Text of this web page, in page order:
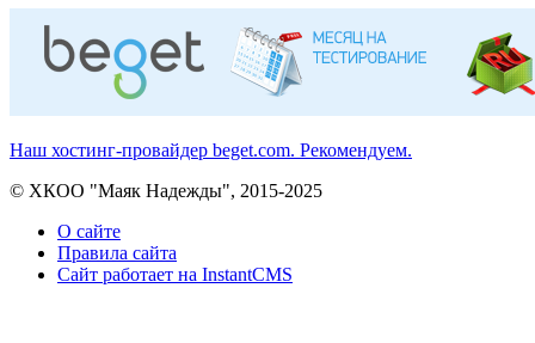
Наш хостинг-провайдер beget.com. Рекомендуем.
© ХКОО "Маяк Надежды", 2015-2025
О сайте
Правила сайта
Сайт работает на InstantCMS